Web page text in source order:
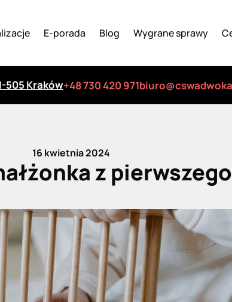
E-porada Blog Wygrane sprawy
505 Kraków+48 730 420 971
16 kwietnia 2024
z